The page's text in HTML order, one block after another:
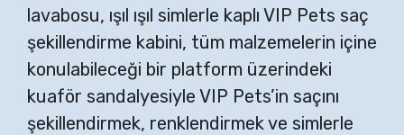
lavabosu, ışıl ışıl simlerle kaplı VIP Pets saç
şekillendirme kabini, tüm malzemelerin içine
konulabileceği bir platform üzerindeki
kuaför sandalyesiyle VIP Pets’in saçını
şekillendirmek, renklendirmek ve simlerle